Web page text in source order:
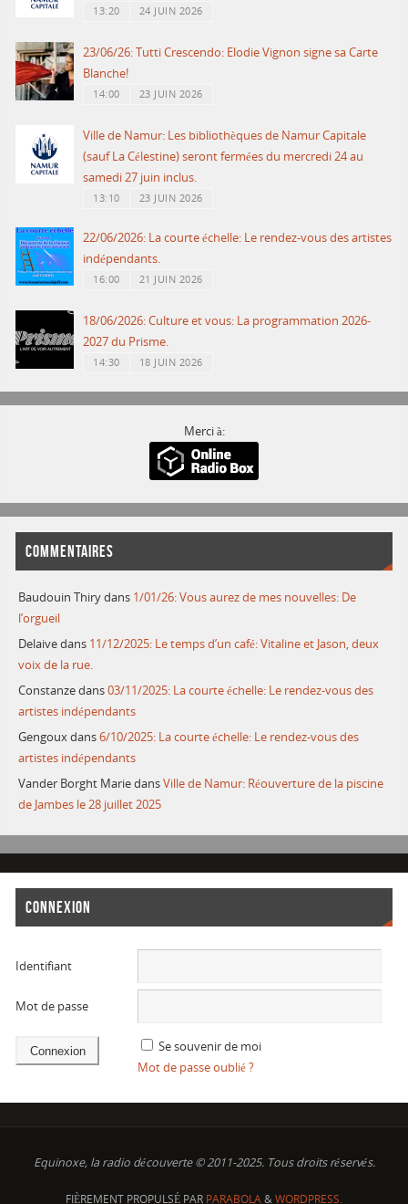
13:20 24 JUIN 2026
23/06/26: Tutti Crescendo: Elodie Vignon signe sa Carte
Blanche!
14:00 23 JUIN 2026
Ville de Namur: Les bibliothèques de Namur Capitale
(sauf La Célestine) seront fermées du mercredi 24 au
samedi 27 juin inclus.
13:10 23 JUIN 2026
22/06/2026: La courte échelle: Le rendez-vous des artistes
indépendants.
16:00 21 JUIN 2026
18/06/2026: Culture et vous: La programmation 2026-
2027 du Prisme.
14:30 18 JUIN 2026
Merci à:
COMMENTAIRES
Baudouin Thirydans 1/01/26: Vous aurez de mes nouvelles: De
l’orgueil
Delaivedans 11/12/2025: Le temps d’un café: Vitaline et Jason, deux
voix de la rue.
Constanzedans03/11/2025: La courte échelle: Le rendez-vous des
artistes indépendants
Gengouxdans6/10/2025: La courte échelle: Le rendez-vous des
artistes indépendants
Vander Borght MariedansVille de Namur: Réouverture de la piscine
de Jambes le 28 juillet 2025
CONNEXION
Identifiant
Mot de passe
Se souvenir de moi
Mot de passe oublié ?
Equinoxe, la radio découverte © 2011-2025. Tous droits réservés.
FIÈREMENT PROPULSÉ PAR PARABOLA&WORDPRESS.